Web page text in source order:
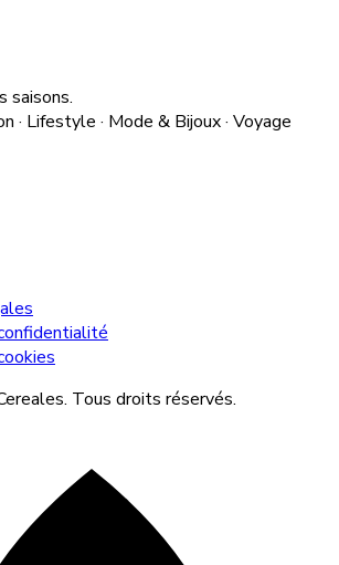
saisons.
· Lifestyle · Mode & Bijoux · Voyage
Tous droits réservés.